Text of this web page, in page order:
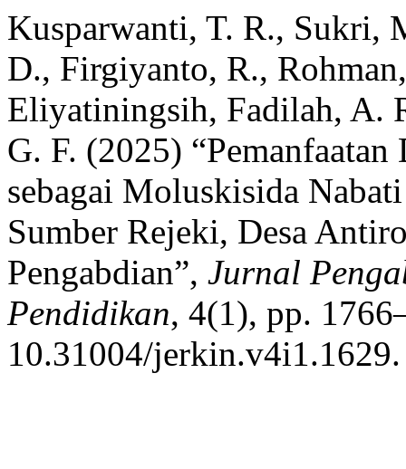
Kusparwanti, T. R., Sukri,
D., Firgiyanto, R.,
Eliyatiningsih, Fadilah, A.
G. F. (2025)
sebagai Moluskisida
Sumber Rejeki, Desa
Pengabdian”, Jurnal
Pendidikan, 4(1), pp.
10.31004/jerkin.v4i1.1629.